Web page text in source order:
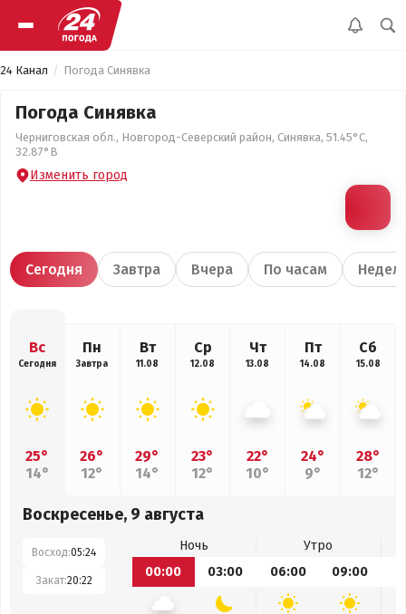
24 Канал Погода Синявка
Погода Синявка
Черниговская обл., Новгород-Северский район, Синявка, 51.45°С,
32.87°В
Изменить город
Сегодня Завтра Вчера По часам
Вс
Сегодня
25°
14°
Пн
Завтра
26°
12°
Вт
11.08
29°
14°
Ср
12.08
23°
12°
Чт
13.08
22°
10°
Пт
14.08
24°
9°
Сб
15.08
28°
12°
Воскресенье, 9 августа
Восход:05:24
Закат:20:22
Ночь
Утро
00:00
03:00 06:00 09:00